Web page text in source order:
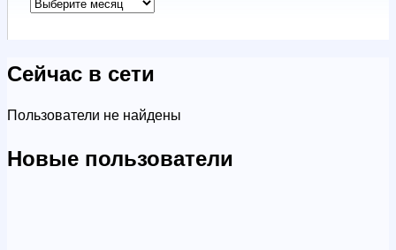
Сейчас в сети
Пользователи не найдены
Новые пользователи